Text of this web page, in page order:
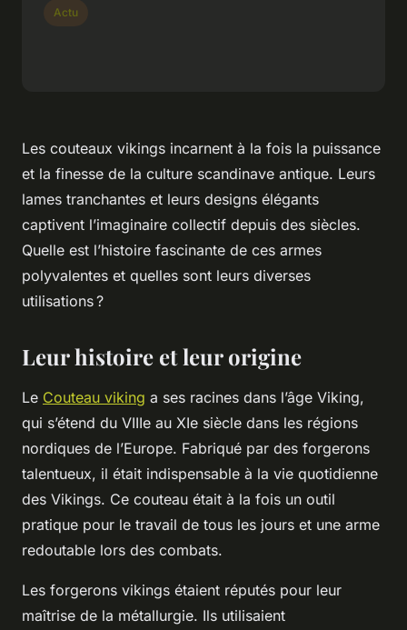
Les couteaux vikings incarnent à la fois la puissance
et la finesse de la culture scandinave antique. Leurs
lames tranchantes et leurs designs élégants
captivent l’imaginaire collectif depuis des siècles.
Quelle est l’histoire fascinante de ces armes
polyvalentes et quelles sont leurs diverses
utilisations ?
Leur histoire et leur origine
Le Couteau viking a ses racines dans l’âge Viking,
qui s’étend du VIIIe au XIe siècle dans les régions
nordiques de l’Europe. Fabriqué par des forgerons
talentueux, il était indispensable à la vie quotidienne
des Vikings. Ce couteau était à la fois un outil
pratique pour le travail de tous les jours et une arme
redoutable lors des combats.
Les forgerons vikings étaient réputés pour leur
maîtrise de la métallurgie. Ils utilisaient
Actu